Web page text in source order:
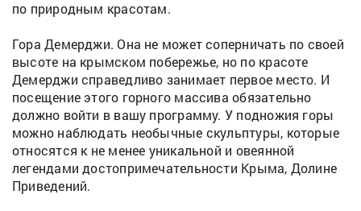
по природным красотам.
Гора Демерджи. Она не может соперничать по своей
высоте на крымском побережье, но по красоте
Демерджи справедливо занимает первое место. И
посещение этого горного массива обязательно
должно войти в вашу программу. У подножия горы
можно наблюдать необычные скульптуры, которые
относятся к не менее уникальной и овеянной
легендами достопримечательности Крыма, Долине
Приведений.